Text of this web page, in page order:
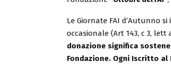
Le Giornate FAI d’Autunno
occasionale (Art 143, c 3, lett
donazione significa
Fondazione. Ogni Iscritto al